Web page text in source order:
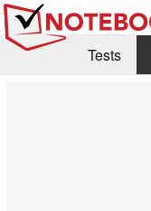
Tests